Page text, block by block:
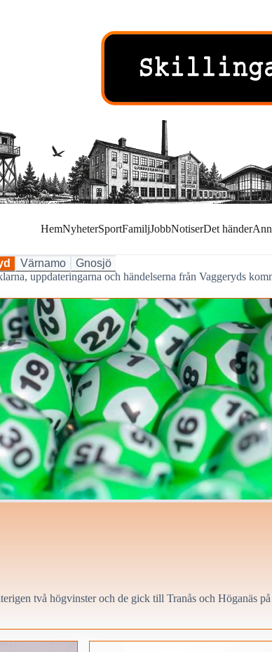
HemNyheterSportFamiljJobbNotiserDet händer
Värnamo
Gnosjö
uppdateringarna och händelserna från Vaggeryds
två högvinster och de gick till Tranås och Höganäs